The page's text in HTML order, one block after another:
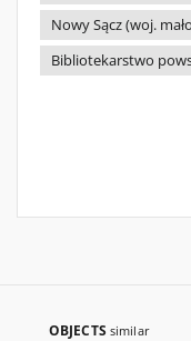
Nowy Sącz (woj.
Bibliotekarstwo
OBJECTS similar